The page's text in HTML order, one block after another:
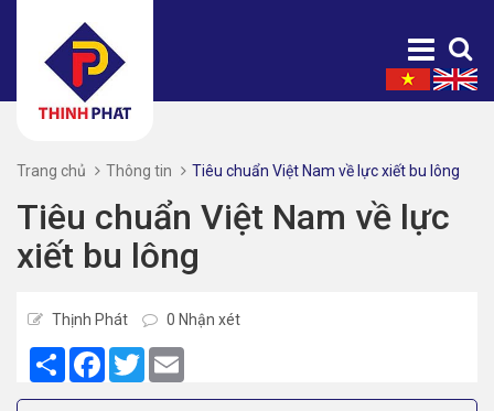
Trang chủ Thông tin Tiêu chuẩn Việt Nam về lực xiết bu lông
Tiêu chuẩn Việt Nam về lực
xiết bu lông
Thịnh Phát 0 Nhận xét
Share Facebook
Twitter